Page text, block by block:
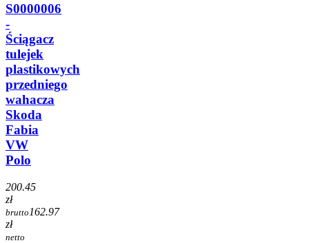
S0000006
-
Ściągacz
tulejek
plastikowych
przedniego
wahacza
Skoda
Fabia
VW
Polo
200.45
zł
brutto 162.97
zł
netto